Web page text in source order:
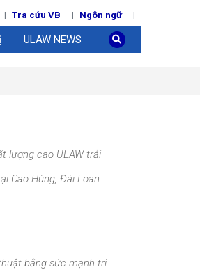
Tra cứu VB Ngôn ngữ
ULAW NEWS
lượng cao ULAW trải
Cao Hùng, Đài Loan
bằng sức mạnh tri